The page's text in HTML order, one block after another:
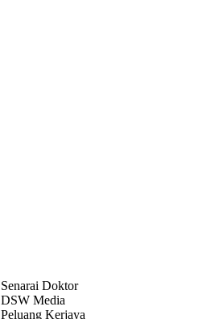
Senarai Doktor
DSW Media
Peluang Kerjaya